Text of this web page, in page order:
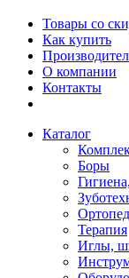
Товары со
Как купить
О компании
Контакты
Каталог
Боры
Терапия
Иглы,